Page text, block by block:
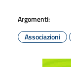
Argomenti:
Associazioni